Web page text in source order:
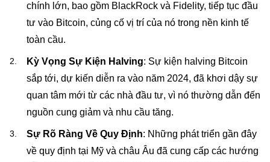
chính lớn, bao gồm BlackRock và Fidelity, tiếp tục đầu
tư vào Bitcoin, củng cố vị trí của nó trong nền kinh tế
toàn cầu.
Kỳ Vọng Sự Kiện Halving: Sự kiện halving Bitcoin
sắp tới, dự kiến diễn ra vào năm 2024, đã khơi dậy sự
quan tâm mới từ các nhà đầu tư, vì nó thường dẫn đến
nguồn cung giảm và nhu cầu tăng.
Sự Rõ Ràng Về Quy Định: Những phát triển gần đây
về quy định tại Mỹ và châu Âu đã cung cấp các hướng